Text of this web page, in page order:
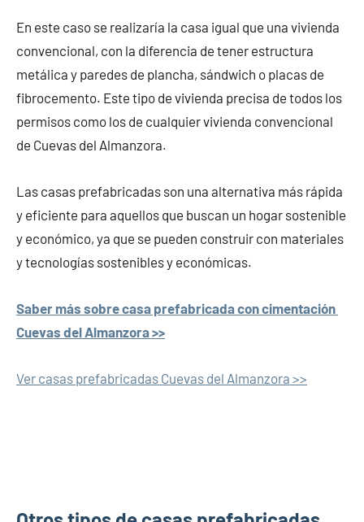
En este caso se realizaría la casa igual que una vivienda
convencional, con la diferencia de tener estructura
metálica y paredes de plancha, sándwich o placas de
fibrocemento. Este tipo de vivienda precisa de todos los
permisos como los de cualquier vivienda convencional
de Cuevas del Almanzora.
Las casas prefabricadas son una alternativa más rápida
y eficiente para aquellos que buscan un hogar sostenible
y económico, ya que se pueden construir con materiales
y tecnologías sostenibles y económicas.
Saber más sobre casa prefabricada con cimentación
Cuevas del Almanzora >>
Ver casas prefabricadas Cuevas del Almanzora >>